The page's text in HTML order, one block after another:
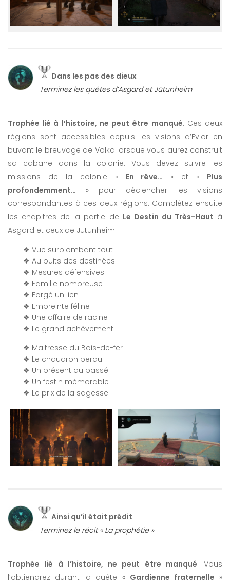
Dans les pas des dieux
Terminez les quêtes d’Asgard et Jütunheim
Trophée lié à l’histoire, ne peut être manqué. Ces deux
régions sont accessibles depuis les visions d’Evior en
buvant le breuvage de Volka lorsque vous aurez construit
sa cabane dans la colonie. Vous devez suivre les
missions de la colonie « En rêve… » et « Plus
profondemment… » pour déclencher les visions
correspondantes à ces deux régions. Complétez ensuite
les chapitres de la partie de Le Destin du Très-Haut à
Asgard et ceux de Jütunheim :
❖ Vue surplombant tout
❖ Au puits des destinées
❖ Mesures défensives
❖ Famille nombreuse
❖ Forgé un lien
❖ Empreinte féline
❖ Une affaire de racine
❖ Le grand achèvement
❖ Maitresse du Bois-de-fer
❖ Le chaudron perdu
❖ Un présent du passé
❖ Un festin mémorable
❖ Le prix de la sagesse
Ainsi qu’il était prédit
Terminez le récit « La prophétie »
Trophée lié à l’histoire, ne peut être manqué. Vous
l’obtiendrez durant la quête « Gardienne fraternelle »